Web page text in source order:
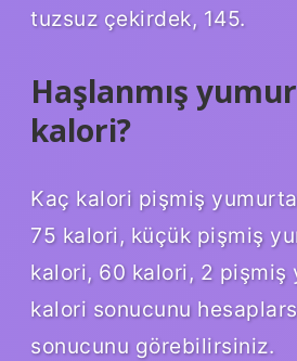
tuzsuz çekirdek, 145.
Haşlanmış
kalori?
Kaç kalori pişmiş
75 kalori, küçük pişmiş
kalori, 60 kalori, 2 pişmiş
kalori sonucunu
sonucunu görebilirsiniz.